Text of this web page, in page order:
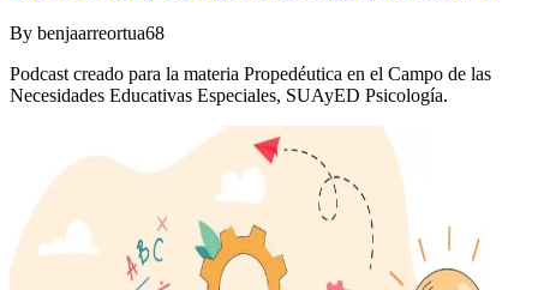
By benjaarreortua68
Podcast creado para la materia Propedéutica en el Campo de las
Necesidades Educativas Especiales, SUAyED Psicología.